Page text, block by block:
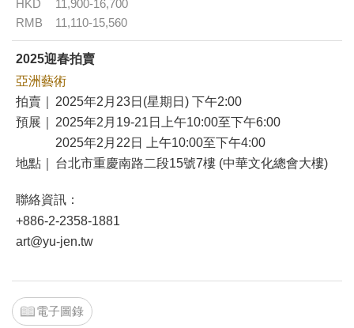
HKD
11,900-16,700
RMB
11,110-15,560
2025迎春拍賣
亞洲藝術
拍賣｜
2025年2月23日(星期日) 下午2:00
預展｜
2025年2月19-21日上午10:00至下午6:00
2025年2月22日 上午10:00至下午4:00
地點｜
台北市重慶南路二段15號7樓 (中華文化總會大樓)
聯絡資訊：
+886-2-2358-1881
art@yu-jen.tw
電子圖錄